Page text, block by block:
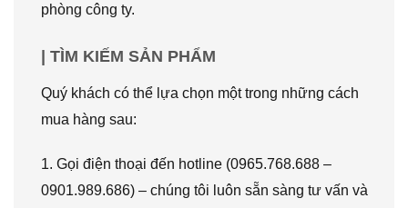
phòng công ty.
| TÌM KIẾM SẢN PHẨM
Quý khách có thể lựa chọn một trong những cách
mua hàng sau:
1. Gọi điện thoại đến hotline (0965.768.688 –
0901.989.686) – chúng tôi luôn sẵn sàng tư vấn và